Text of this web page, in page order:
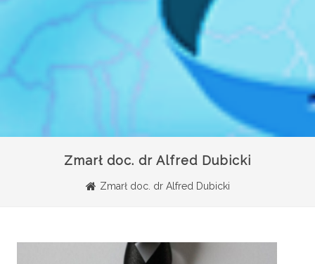
Zmarł doc. dr Alfred Dubicki
Zmarł doc. dr Alfred Dubicki